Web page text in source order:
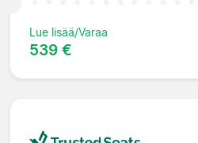
Lue lisää/Varaa
539 €